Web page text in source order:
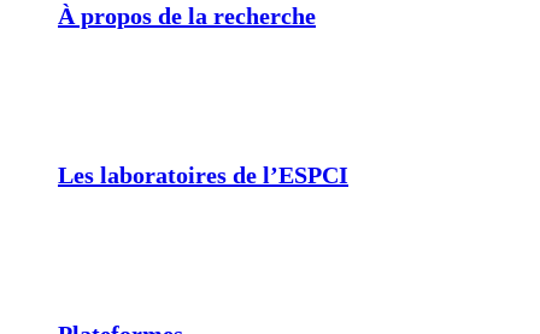
À propos de la recherche
Les laboratoires de l’ESPCI